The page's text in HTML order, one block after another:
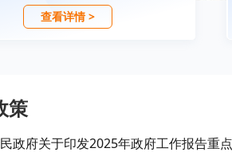
查看详情 >
策
政府关于印发2025年政府工作报告重